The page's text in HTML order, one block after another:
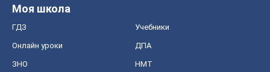
Моя школа
ГДЗ Учебники
Онлайн уроки ДПА
ЗНО НМТ